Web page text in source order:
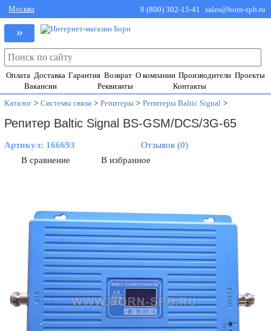
Москва 8 (800) 302-15-41 sales@born-spb.ru
»
Оплата Доставка Гарантия Возврат О компании Производители Проекты
Вакансии
Реквизиты
Контакты
Каталог > Системы связи > Репитеры > Репитеры Baltic Signal >
Репитер Baltic Signal BS-GSM/DCS/3G-65
Артикул: 166693
Отзывов (0)
В сравнение
В избранное